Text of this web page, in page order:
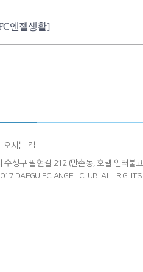
엔젤생활]
오시는 길
수성구 팔현길 212 (만촌동, 호텔 인터불
DAEGU FC ANGEL CLUB. ALL